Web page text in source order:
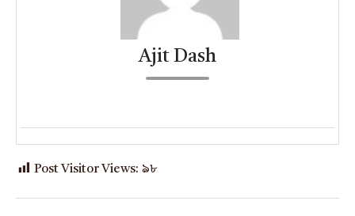
Ajit Dash
Post Visitor Views: ৯৮